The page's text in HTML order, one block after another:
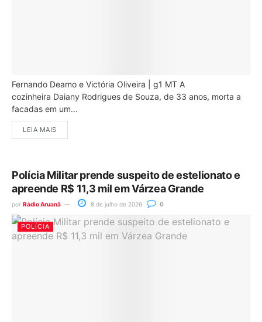
Fernando Deamo e Victória Oliveira | g1 MT A
cozinheira Daiany Rodrigues de Souza, de 33 anos, morta a
facadas em um...
LEIA MAIS
Polícia Militar prende suspeito de estelionato e
apreende R$ 11,3 mil em Várzea Grande
por Rádio Aruanã 8 de julho de 2026 0
POLÍCIA